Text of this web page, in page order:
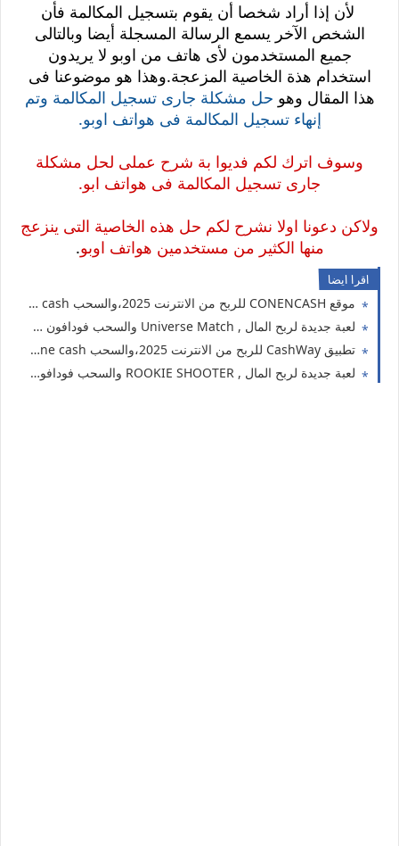
لأن إذا أراد شخصا أن يقوم بتسجيل المكالمة فأن
الشخص الآخر يسمع الرسالة المسجلة أيضا وبالتالى
جميع المستخدمون لأى هاتف من اوبو لا يريدون
استخدام هذة الخاصية المزعجة.وهذا هو موضوعنا فى
هذا المقال وهو حل مشكلة جارى تسجيل المكالمة وتم
إنهاء تسجيل المكالمة فى هواتف اوبو.
وسوف اترك لكم فديوا بة شرح عملى لحل مشكلة
جارى تسجيل المكالمة فى هواتف ابو.
ولاكن دعونا اولا نشرح لكم حل هذه الخاصية التى ينزعج
منها الكثير من مستخدمين هواتف اوبو.
اقرا ايضا
موقع CONENCASH للربح من الانترنت 2025،والسحب Vodafone cash
لعبة جديدة لربح المال , Universe Match والسحب فودافون كاش
تطبيق CashWay للربح من الانترنت 2025،والسحب Vodafone cash
لعبة جديدة لربح المال , ROOKIE SHOOTER والسحب فودافون كاش2025